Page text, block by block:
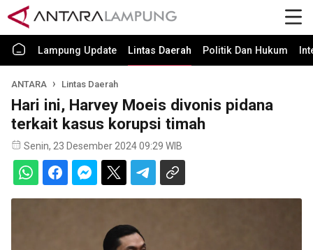
Lampung Update Lintas Daerah Politik Dan Hukum
ANTARA Lintas Daerah
Hari ini, Harvey Moeis divonis pidana
terkait kasus korupsi timah
Senin, 23 Desember 2024 09:29 WIB